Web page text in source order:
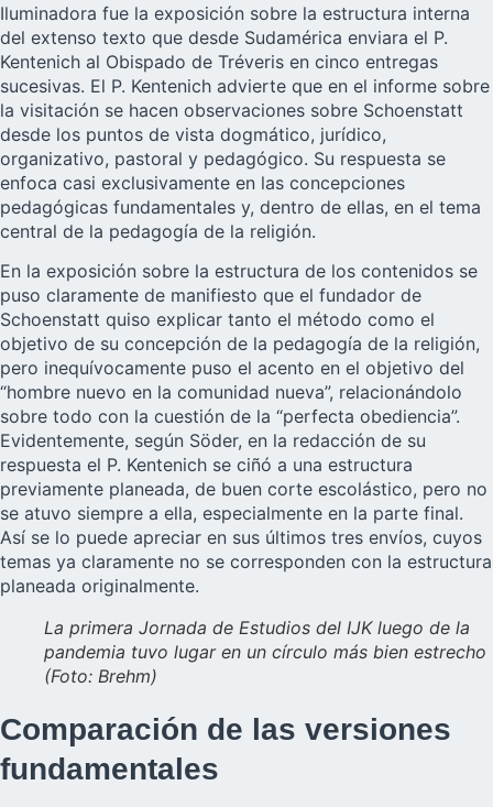
Iluminadora fue la exposición sobre la estructura interna
del extenso texto que desde Sudamérica enviara el P.
Kentenich al Obispado de Tréveris en cinco entregas
sucesivas. El P. Kentenich advierte que en el informe sobre
la visitación se hacen observaciones sobre Schoenstatt
desde los puntos de vista dogmático, jurídico,
organizativo, pastoral y pedagógico. Su respuesta se
enfoca casi exclusivamente en las concepciones
pedagógicas fundamentales y, dentro de ellas, en el tema
central de la pedagogía de la religión.
En la exposición sobre la estructura de los contenidos se
puso claramente de manifiesto que el fundador de
Schoenstatt quiso explicar tanto el método como el
objetivo de su concepción de la pedagogía de la religión,
pero inequívocamente puso el acento en el objetivo del
“hombre nuevo en la comunidad nueva”, relacionándolo
sobre todo con la cuestión de la “perfecta obediencia”.
Evidentemente, según Söder, en la redacción de su
respuesta el P. Kentenich se ciñó a una estructura
previamente planeada, de buen corte escolástico, pero no
se atuvo siempre a ella, especialmente en la parte final.
Así se lo puede apreciar en sus últimos tres envíos, cuyos
temas ya claramente no se corresponden con la estructura
planeada originalmente.
La primera Jornada de Estudios del IJK luego de la
pandemia tuvo lugar en un círculo más bien estrecho
(Foto: Brehm)
Comparación de las versiones
fundamentales